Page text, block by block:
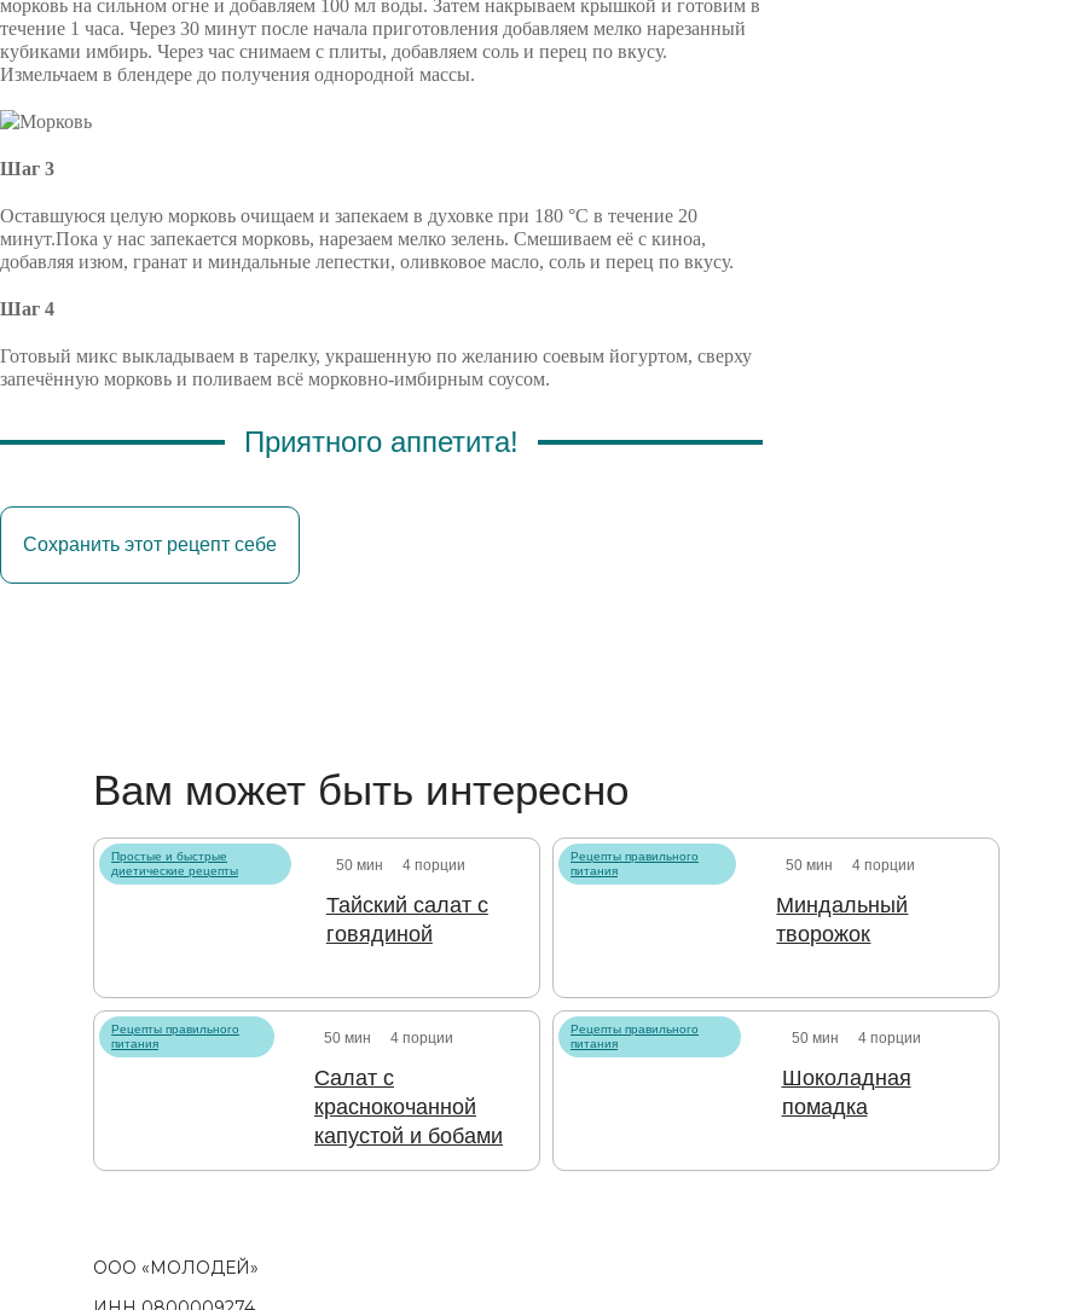
морковь на сильном огне и добавляем 100 мл воды. Затем накрываем крышкой и готовим в
течение 1 часа. Через 30 минут после начала приготовления добавляем мелко нарезанный
кубиками имбирь. Через час снимаем с плиты, добавляем соль и перец по вкусу.
Измельчаем в блендере до получения однородной массы.
Шаг 3
Оставшуюся целую морковь очищаем и запекаем в духовке при 180 °C в течение 20
минут.Пока у нас запекается морковь, нарезаем мелко зелень. Смешиваем её с киноа,
добавляя изюм, гранат и миндальные лепестки, оливковое масло, соль и перец по вкусу.
Шаг 4
Готовый микс выкладываем в тарелку, украшенную по желанию соевым йогуртом, сверху
запечённую морковь и поливаем всё морковно-имбирным соусом.
Приятного аппетита!
Сохранить этот рецепт себе
Вам может быть интересно
Простые и быстрые
диетические рецепты
50 мин 4 порции
Тайский салат с
говядиной
Рецепты правильного
питания
50 мин 4 порции
Миндальный
творожок
Рецепты правильного
питания
50 мин 4 порции
Салат с
краснокочанной
капустой и бобами
Рецепты правильного
питания
50 мин 4 порции
Шоколадная
помадка
ООО «МОЛОДЕЙ»